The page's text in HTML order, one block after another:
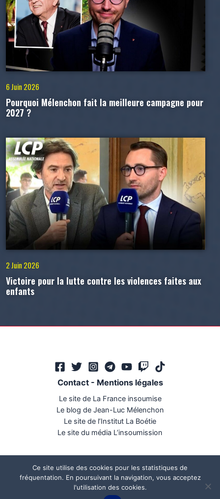
6 Juin 2026
Pourquoi Mélenchon fait la meilleure campagne pour
2027 ?
2 Juin 2026
Victoire pour la lutte contre les violences faites aux
enfants
Contact- Mentions légales
Le site de La France insoumise
Le blog de Jean-Luc Mélenchon
Le site de l’Institut La Boétie
Le site du média L’insoumission
Mégaphone communication
Ce site utilise des cookies pour les statistiques de
fréquentation. En poursuivant la navigation, vous acceptez
l'utilisation des cookies.